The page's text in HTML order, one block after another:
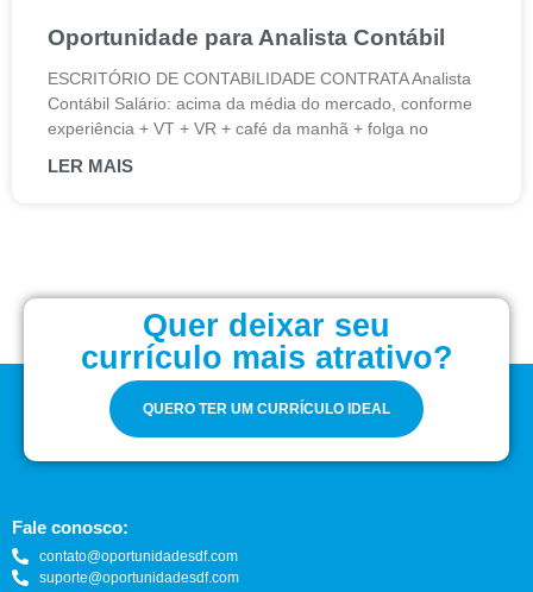
Oportunidade para Analista Contábil
ESCRITÓRIO DE CONTABILIDADE CONTRATA Analista
Contábil Salário: acima da média do mercado, conforme
experiência + VT + VR + café da manhã + folga no
LER MAIS
Quer deixar seu
currículo mais atrativo?
QUERO TER UM CURRÍCULO IDEAL
Fale conosco:
contato@oportunidadesdf.com
suporte@oportunidadesdf.com